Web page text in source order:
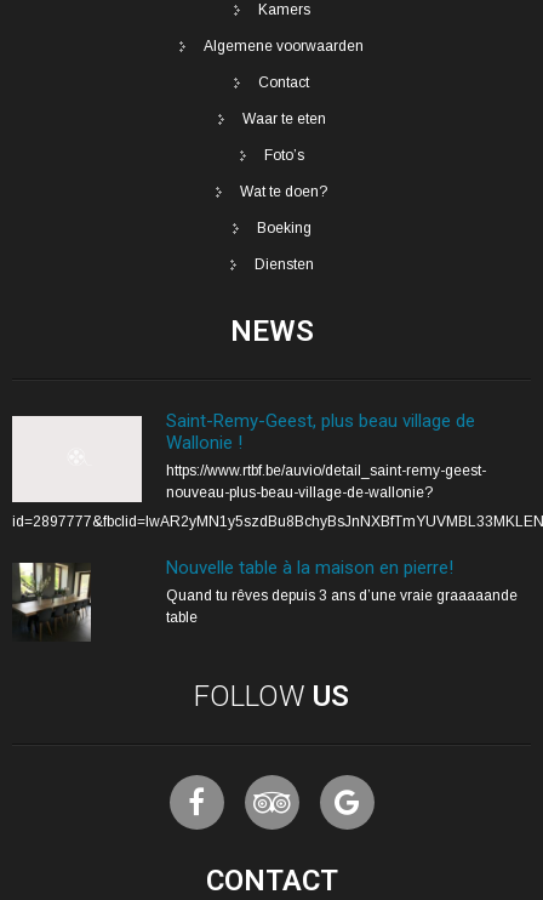
Kamers
Algemene voorwaarden
Contact
Waar te eten
Foto’s
Wat te doen?
Boeking
Diensten
NEWS
Saint-Remy-Geest, plus beau village de
Wallonie !
https://www.rtbf.be/auvio/detail_saint-remy-geest-
nouveau-plus-beau-village-de-wallonie?
Nouvelle table à la maison en pierre!
Quand tu rêves depuis 3 ans d’une vraie graaaaande
table
FOLLOW US
CONTACT